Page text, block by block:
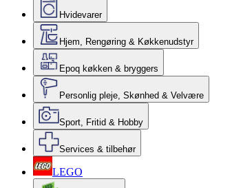
Hvidevarer
Hjem, Rengøring & Køkkenudstyr
Epoq køkken & bryggers
Personlig pleje, Skønhed & Velvære
Sport, Fritid & Hobby
Services & tilbehør
LEGO